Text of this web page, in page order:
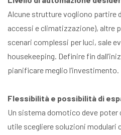
Alcune strutture vogliono partire
accessi e climatizzazione), altre
scenari complessi per luci, sale
housekeeping. Definire fin
pianificare meglio l’investimento.
Flessibilità e possibilità di
Un sistema domotico deve poter
utile scegliere soluzioni modulari